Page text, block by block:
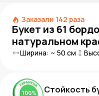
Заказали 142 раза
Букет из 61
натуральном
Ширина: ~ 50 см
Стойкость